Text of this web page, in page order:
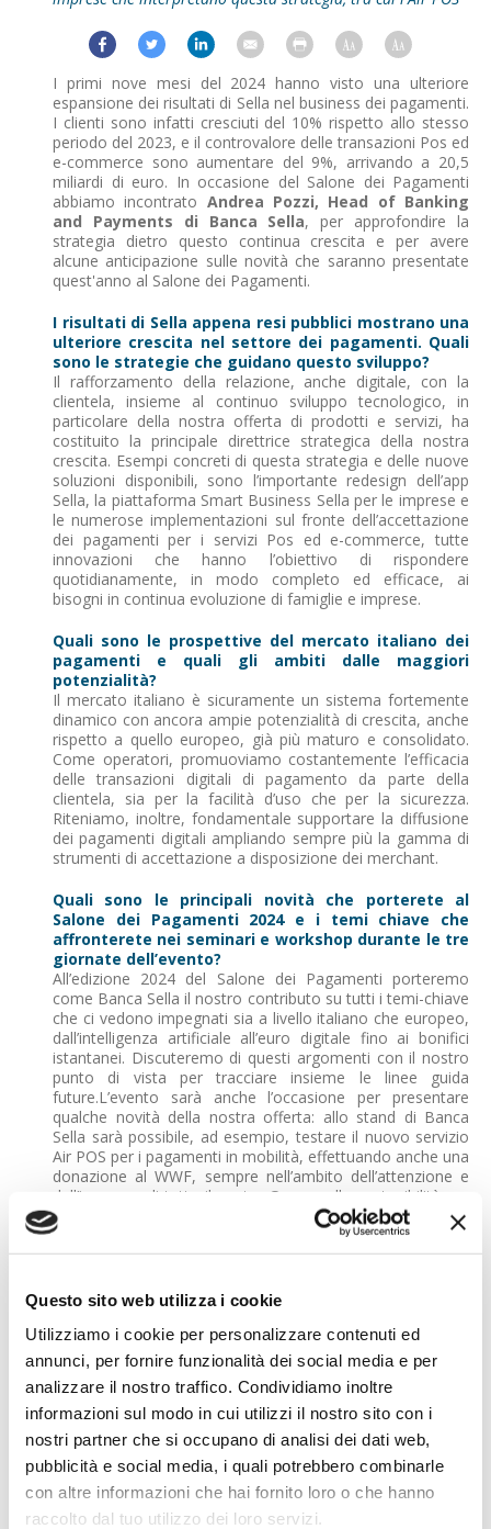
Questo sito web utilizza i cookie
Utilizziamo i cookie per personalizzare contenuti ed
annunci, per fornire funzionalità dei social media e per
analizzare il nostro traffico. Condividiamo inoltre
informazioni sul modo in cui utilizzi il nostro sito con i
nostri partner che si occupano di analisi dei dati web,
pubblicità e social media, i quali potrebbero combinarle
con altre informazioni che hai fornito loro o che hanno
raccolto dal tuo utilizzo dei loro servizi.
I primi nove mesi del 2024 hanno visto una ulteriore
espansione dei risultati di Sella nel business dei pagamenti.
I clienti sono infatti cresciuti del 10% rispetto allo stesso
periodo del 2023, e il controvalore delle transazioni Pos ed
e-commerce sono aumentare del 9%, arrivando a 20,5
miliardi di euro. In occasione del Salone dei Pagamenti
abbiamo incontrato Andrea Pozzi, Head of Banking
and Payments di Banca Sella, per approfondire la
strategia dietro questo continua crescita e per avere
alcune anticipazione sulle novità che saranno presentate
quest'anno al Salone dei Pagamenti.
I risultati di Sella appena resi pubblici mostrano una
ulteriore crescita nel settore dei pagamenti. Quali
sono le strategie che guidano questo sviluppo?
Il rafforzamento della relazione, anche digitale, con la
clientela, insieme al continuo sviluppo tecnologico, in
particolare della nostra offerta di prodotti e servizi, ha
costituito la principale direttrice strategica della nostra
crescita. Esempi concreti di questa strategia e delle nuove
soluzioni disponibili, sono l’importante redesign dell’app
Sella, la piattaforma Smart Business Sella per le imprese e
le numerose implementazioni sul fronte dell’accettazione
dei pagamenti per i servizi Pos ed e-commerce, tutte
innovazioni che hanno l’obiettivo di rispondere
quotidianamente, in modo completo ed efficace, ai
bisogni in continua evoluzione di famiglie e imprese.
Quali sono le prospettive del mercato italiano dei
pagamenti e quali gli ambiti dalle maggiori
potenzialità?
Il mercato italiano è sicuramente un sistema fortemente
dinamico con ancora ampie potenzialità di crescita, anche
rispetto a quello europeo, già più maturo e consolidato.
Come operatori, promuoviamo costantemente l’efficacia
delle transazioni digitali di pagamento da parte della
clientela, sia per la facilità d’uso che per la sicurezza.
Riteniamo, inoltre, fondamentale supportare la diffusione
dei pagamenti digitali ampliando sempre più la gamma di
strumenti di accettazione a disposizione dei merchant.
Quali sono le principali novità che porterete al
Salone dei Pagamenti 2024 e i temi chiave che
affronterete nei seminari e workshop durante le tre
giornate dell’evento?
All’edizione 2024 del Salone dei Pagamenti porteremo
come Banca Sella il nostro contributo su tutti i temi-chiave
che ci vedono impegnati sia a livello italiano che europeo,
dall’intelligenza artificiale all’euro digitale fino ai bonifici
istantanei. Discuteremo di questi argomenti con il nostro
punto di vista per tracciare insieme le linee guida
future.L’evento sarà anche l’occasione per presentare
qualche novità della nostra offerta: allo stand di Banca
Sella sarà possibile, ad esempio, testare il nuovo servizio
Air POS per i pagamenti in mobilità, effettuando anche una
donazione al WWF, sempre nell’ambito dell’attenzione e
dell’impegno di tutto il nostro Gruppo alla sostenibilità e a
generare impatto positivo.